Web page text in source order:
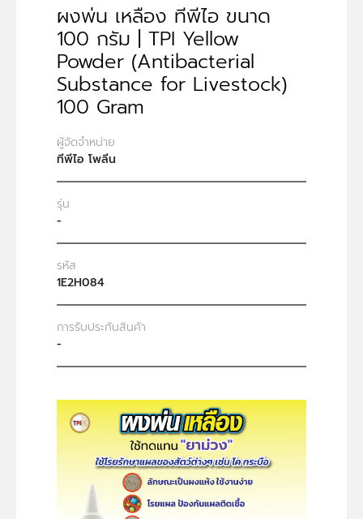
ผงพ่น เหลือง ทีพีไอ ขนาด
100 กรัม | TPI Yellow
Powder (Antibacterial
Substance for Livestock)
100 Gram
ผู้จัดจำหน่าย
ทีพีไอ โพลีน
รุ่น
-
รหัส
1E2H084
การรับประกันสินค้า
-